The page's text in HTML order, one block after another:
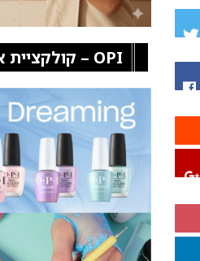
OPI – קולקציית אביב 25